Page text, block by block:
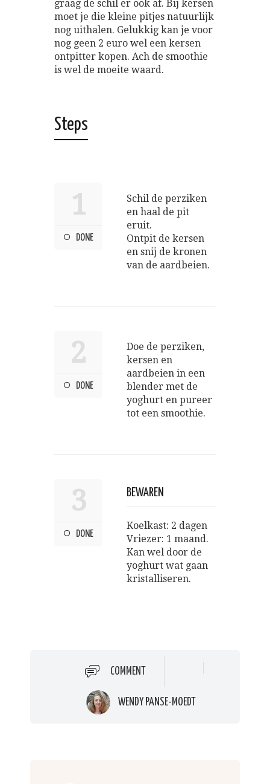
graag de schil er ook af. Bij kersen
moet je die kleine pitjes natuurlijk
nog uithalen. Gelukkig kan je voor
nog geen 2 euro wel een kersen
ontpitter kopen. Ach de smoothie
is wel de moeite waard.
Steps
1
DONE
Schil de perziken
en haal de pit
eruit.
Ontpit de kersen
en snij de kronen
van de aardbeien.
2
DONE
Doe de perziken,
kersen en
aardbeien in een
blender met de
yoghurt en pureer
tot een smoothie.
3
DONE
BEWAREN
Koelkast: 2 dagen
Vriezer: 1 maand.
Kan wel door de
yoghurt wat gaan
kristalliseren.
COMMENT
WENDY PANSE-MOEDT